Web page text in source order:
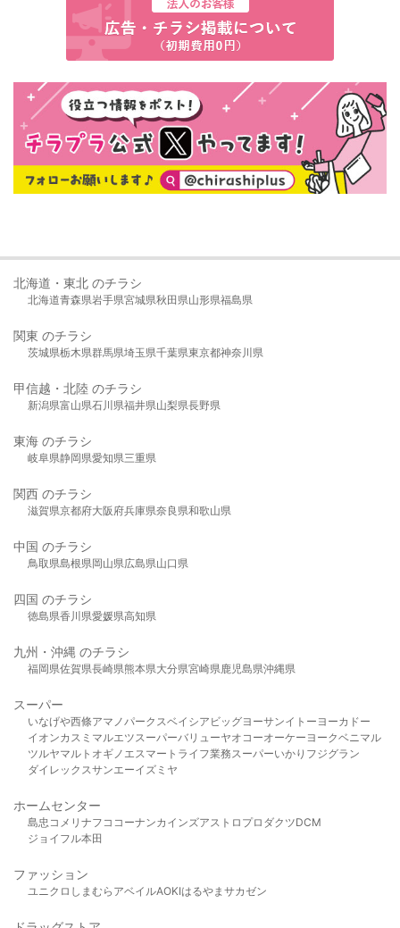
北海道・東北 のチラシ
北海道青森県岩手県宮城県秋田県山形県福島県
関東 のチラシ
茨城県栃木県群馬県埼玉県千葉県東京都神奈川県
甲信越・北陸 のチラシ
新潟県富山県石川県福井県山梨県長野県
東海 のチラシ
岐阜県静岡県愛知県三重県
関西 のチラシ
滋賀県京都府大阪府兵庫県奈良県和歌山県
中国 のチラシ
鳥取県島根県岡山県広島県山口県
四国 のチラシ
徳島県香川県愛媛県高知県
九州・沖縄 のチラシ
福岡県佐賀県長崎県熊本県大分県宮崎県鹿児島県沖縄県
スーパー
いなげや西條アマノパークスベイシア ビッグヨーサンイトーヨーカドー
イオンカスミ マルエツスーパーバリューヤオコーオーケー ヨークベニマル
ツルヤマルト オギノ エスマート ライフ業務スーパーいかり フジグラン
ダイレックスサンエーイズミヤ
ホームセンター
島忠 コメリ ナフコ コーナンカインズアストロプロダクツDCM
ジョイフル本田
ファッション
ユニクロ しまむら アベイルAOKIはるやま サカゼン